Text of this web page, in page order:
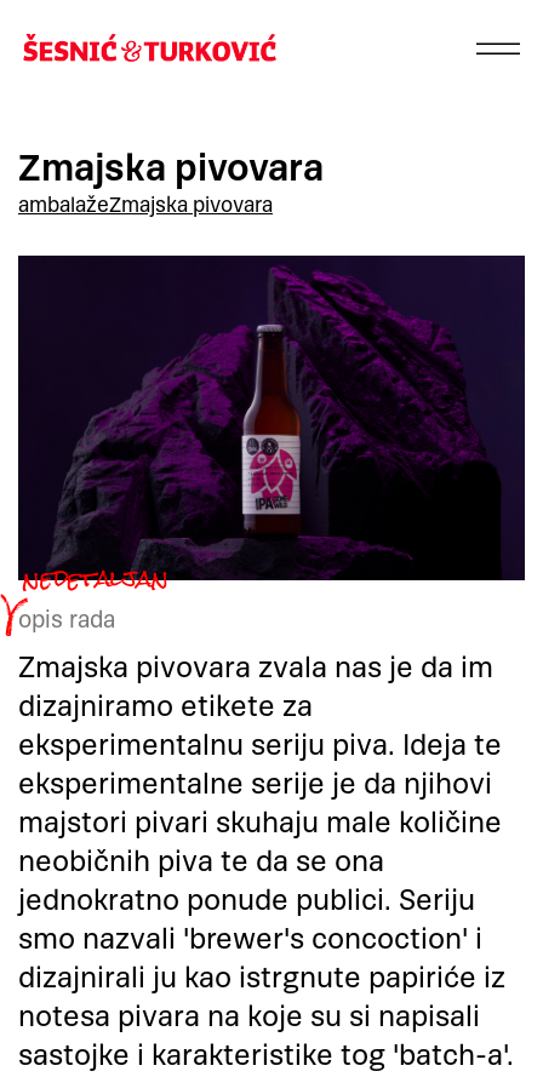
Zmajska pivovara
ambalažeZmajska pivovara
opis rada
Zmajska pivovara zvala nas je da im
dizajniramo etikete za
eksperimentalnu seriju piva. Ideja te
eksperimentalne serije je da njihovi
majstori pivari skuhaju male količine
neobičnih piva te da se ona
jednokratno ponude publici. Seriju
smo nazvali 'brewer's concoction' i
dizajnirali ju kao istrgnute papiriće iz
notesa pivara na koje su si napisali
sastojke i karakteristike tog 'batch-a'.